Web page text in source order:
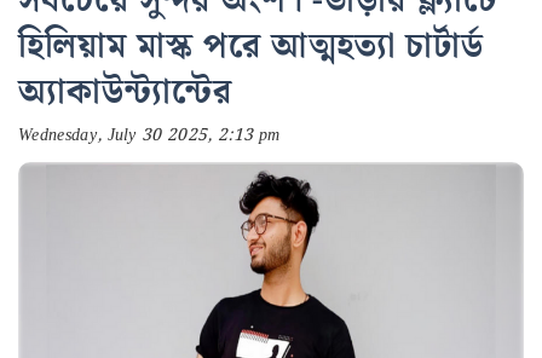
হিলিয়াম মাস্ক পরে আত্মহত্যা চার্টার্ড
অ্যাকাউন্ট্যান্টের
Wednesday, July 30 2025, 2:13 pm